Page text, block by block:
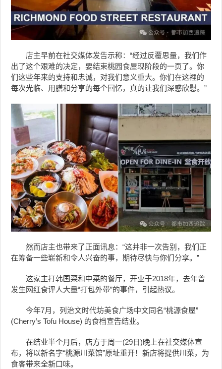
店主早前在社交媒体发告示称：“经过反覆思量，我们作
出了这个艰难的决定，要结束桃园食屋现阶段的一页了。你
们这些年来的支持和忠诚，对我们意义重大。你们在这裡的
每次光临、用膳和分享的每个回忆，真的让我们深感欣慰。”
然而店主也带来了正面讯息：“这并非一次告别，我们正
在筹备一些崭新和令人兴奋的事，期待尽快与你们分享。”
这家主打韩国菜和中菜的餐厅，开业于2018年，去年曾
发生网红食评人大量“打包外带”的事件，引起热议。
今年7月，列治文时代坊美食广场中文同名“桃源食屋”
(Cherry’s Tofu House) 的食档宣告结业。
在结业半个月后，店方于周一(29日)晚上在社交媒体宣
布，将以新名字“桃源川菜馆”原址重开！新店将提供川菜，为
食客带来全新口味。